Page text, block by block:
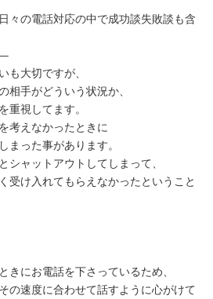
々の電話対応の中で成功談失敗談も含
も大切ですが、
相手がどういう状況か、
重視してます。
考えなかったときに
まった事があります。
シャットアウトしてしまって、
受け入れてもらえなかったということ
きにお電話を下さっているため、
の速度に合わせて話すように心がけて